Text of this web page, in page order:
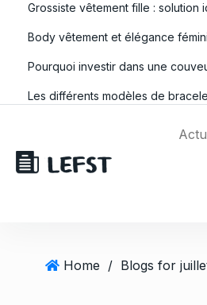
Grossiste vêtement fille : solution
Body vêtement et élégance
Pourquoi investir dans une
Les différents modèles de
Home / Blogs for